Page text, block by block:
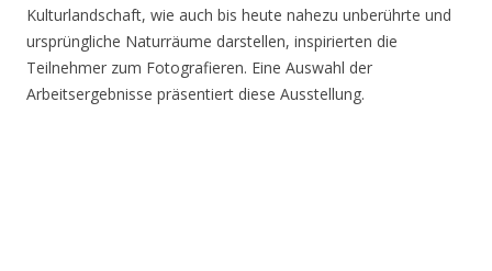
Kulturlandschaft, wie auch bis heute nahezu unberührte und
ursprüngliche Naturräume darstellen, inspirierten die
Teilnehmer zum Fotografieren. Eine Auswahl der
Arbeitsergebnisse präsentiert diese Ausstellung.